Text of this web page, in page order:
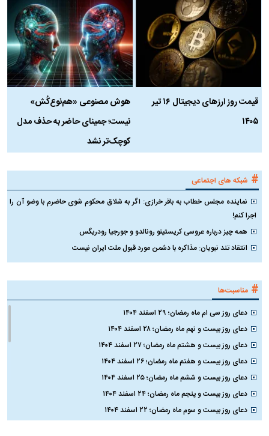
قیمت روز ارز‌های دیجیتال ۱۶ تیر
۱۴۰۵
هوش مصنوعی «هم‌نوع‌کُش»
نیست؛ جمینای حاضر به حذف مدل
کوچک‌تر نشد
# شبکه های اجتماعی
نماینده مجلس خطاب به باقر خرازی: اگر به شلاق محکوم شوی حاضرم با وضو آن را
اجرا کنم!
همه چیز درباره عروسی کریستینو رونالدو و جورجیا رودریگس
انتقاد تند نبویان: مذاکره با دشمن مورد قبول ملت ایران نیست
# مناسبت‌ها
دعای روز سی ام ماه رمضان؛ ۲۹ اسفند ۱۴۰۴
دعای روز بیست و نهم ماه رمضان؛ ۲۸ اسفند ۱۴۰۴
دعای روز بیست و هشتم ماه رمضان؛ ۲۷ اسفند ۱۴۰۴
دعای روز بیست و هفتم ماه رمضان؛ ۲۶ اسفند ۱۴۰۴
دعای روز بیست و ششم ماه رمضان؛ ۲۵ اسفند ۱۴۰۴
دعای روز بیست و پنجم ماه رمضان؛ ۲۴ اسفند ۱۴۰۴
دعای روز بیست و سوم ماه رمضان؛ ۲۲ اسفند ۱۴۰۴